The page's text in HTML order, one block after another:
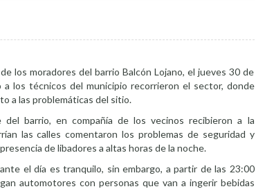
los moradores del barrio Balcón Lojano, el jueves 30 de
a los técnicos del municipio recorrieron el sector, donde
a las problemáticas del sitio.
del barrio, en compañía de los vecinos recibieron a la
las calles comentaron los problemas de seguridad y
de libadores a altas horas de la noche.
el día es tranquilo, sin embargo, a partir de las 23:00
automotores con personas que van a ingerir bebidas